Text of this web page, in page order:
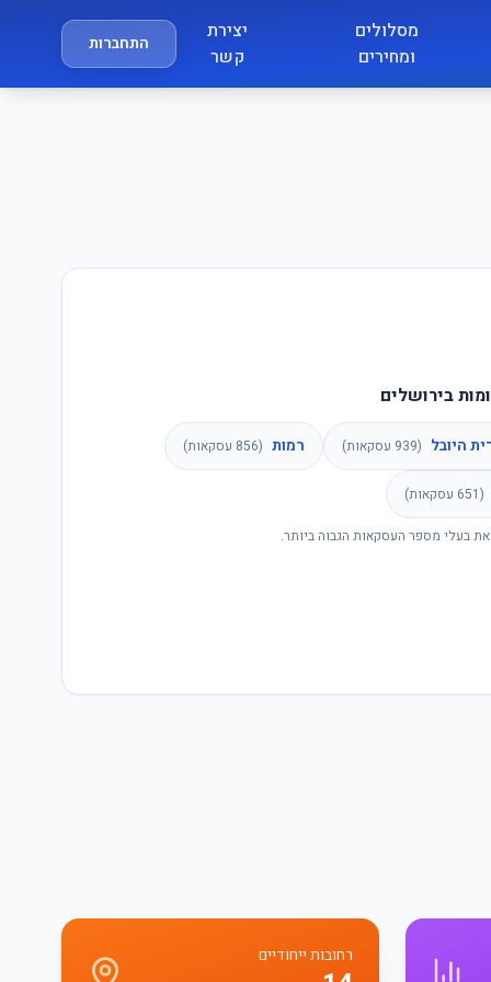
מסלולים
ומחירים
יצירת
קשר
התחברות
בירושלים
היובל (
939 עסקאות) רמות (
856 עסקאות)
(
651 עסקאות)
בעלי מספר העסקאות הגבוה ביותר.
רחובות ייחודיים